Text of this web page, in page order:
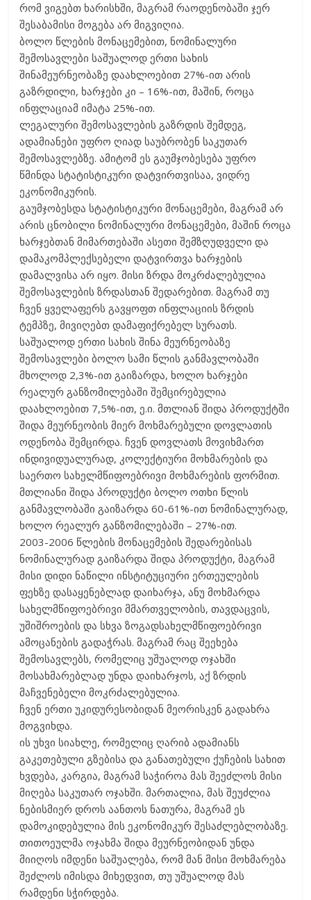
რომ ვიგებთ ხარისხში, მაგრამ რაოდენობაში ჯერ
შესაბამისი მოგება არ მიგვიღია.
ბოლო წლების მონაცემებით, ნომინალური
შემოსავლები საშუალოდ ერთი სახის
შინამეურნეობაზე დაახლოებით 27%-ით არის
გაზრდილი, ხარჯები კი – 16%-ით, მაშინ, როცა
ინფლაციამ იმატა 25%-ით.
ლეგალური შემოსავლების გაზრდის შემდეგ,
ადამიანები უფრო ღიად საუბრობენ საკუთარ
შემოსავლებზე. ამიტომ ეს გაუმჯობესება უფრო
წმინდა სტატისტიკური დატვირთვისაა, ვიდრე
ეკონომიკურის.
გაუმჯობესდა სტატისტიკური მონაცემები, მაგრამ არ
არის ცნობილი ნომინალური მონაცემები, მაშინ როცა
ხარჯებთან მიმართებაში ასეთი შემზღუდველი და
დამაკომპლექსებელი დატვირთვა ხარჯების
დამალვისა არ იყო. მისი ზრდა მოკრძალებულია
შემოსავლების ზრდასთან შედარებით. მაგრამ თუ
ჩვენ ყველაფერს გავყოფთ ინფლაციის ზრდის
ტემპზე, მივიღებთ დამაფიქრებელ სურათს.
საშუალოდ ერთი სახის შინა მეურნეობაზე
შემოსავლები ბოლო სამი წლის განმავლობაში
მხოლოდ 2,3%-ით გაიზარდა, ხოლო ხარჯები
რეალურ განზომილებაში შემცირებულია
დაახლოებით 7,5%-ით, ე.ი. მთლიან შიდა პროდუქტში
შიდა მეურნეობის მიერ მოხმარებული დოვლათის
ოდენობა შემცირდა. ჩვენ დოვლათს მოვიხმართ
ინდივიდუალურად, კოლექტიური მოხმარების და
საერთო სახელმწიფოებრივი მოხმარების ფორმით.
მთლიანი შიდა პროდუქტი ბოლო ოთხი წლის
განმავლობაში გაიზარდა 60-61%-ით ნომინალურად,
ხოლო რეალურ განზომილებაში – 27%-ით.
2003-2006 წლების მონაცემების შედარებისას
ნომინალურად გაიზარდა შიდა პროდუქტი, მაგრამ
მისი დიდი ნაწილი ინსტიტუციური ერთეულების
ფეხზე დასაყენებლად დაიხარჯა, ანუ მოხმარდა
სახელმწიფოებრივი მმართველობის, თავდაცვის,
უშიშროების და სხვა ზოგადსახელმწიფოებრივი
ამოცანების გადაჭრას. მაგრამ რაც შეეხება
შემოსავლებს, რომელიც უშუალოდ ოჯახში
მოსახმარებლად უნდა დაიხარჯოს, აქ ზრდის
მაჩვენებელი მოკრძალებულია.
ჩვენ ერთი უკიდურესობიდან მეორისკენ გადახრა
მოგვიხდა.
ის უხვი სიახლე, რომელიც ღარიბ ადამიანს
გაკეთებული გზებისა და განათებული ქუჩების სახით
ხვდება, კარგია, მაგრამ საჭიროა მას შეეძლოს მისი
მიღება საკუთარ ოჯახში. მართალია, მას შეუძლია
ნებისმიერ დროს აანთოს ნათურა, მაგრამ ეს
დამოკიდებულია მის ეკონომიკურ შესაძლებლობაზე.
თითოეულმა ოჯახმა შიდა მეურნეობიდან უნდა
მიიღოს იმდენი საშუალება, რომ მან მისი მოხმარება
შეძლოს იმისდა მიხედვით, თუ უშუალოდ მას
რამდენი სჭირდება.